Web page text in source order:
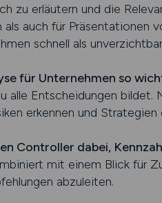
zu erläutern und die
auch für Präsentationen
schnell als
für Unternehmen so
alle Entscheidungen
erkennen und
Controller dabei,
mit einem Blick für
abzuleiten.